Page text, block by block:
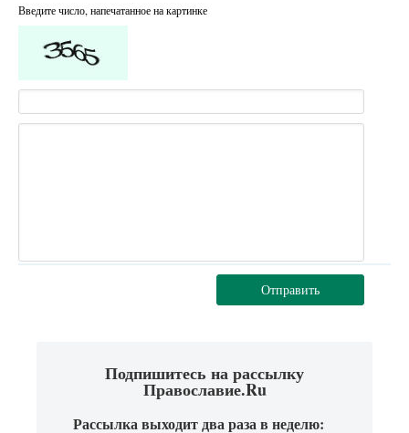
Введите число, напечатанное на картинке
Отправить
Подпишитесь на рассылку
Православие.Ru
Рассылка выходит два раза в неделю: